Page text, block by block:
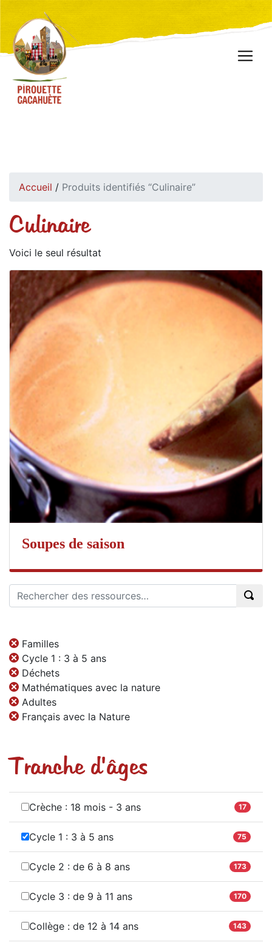
Accueil / Produits identifiés “Culinaire”
Culinaire
Voici le seul résultat
Soupes de saison
Familles
Cycle 1 : 3 à 5 ans
Déchets
Mathématiques avec la nature
Adultes
Français avec la Nature
Tranche d'âges
Crèche : 18 mois - 3 ans 17
Cycle 1 : 3 à 5 ans 75
Cycle 2 : de 6 à 8 ans 173
Cycle 3 : de 9 à 11 ans 170
Collège : de 12 à 14 ans 143